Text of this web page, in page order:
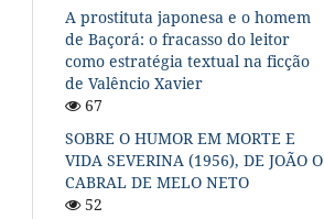
A prostituta japonesa e o homem
de Baçorá: o fracasso do leitor
como estratégia textual na ficção
de Valêncio Xavier
67
SOBRE O HUMOR EM MORTE E
VIDA SEVERINA (1956), DE JOÃO O
CABRAL DE MELO NETO
52